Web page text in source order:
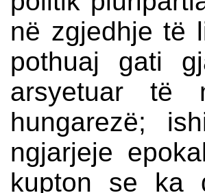
në zgjedhje të
pothuaj gati
arsyetuar të
hungarezë;
ngjarjeje
kupton se ka